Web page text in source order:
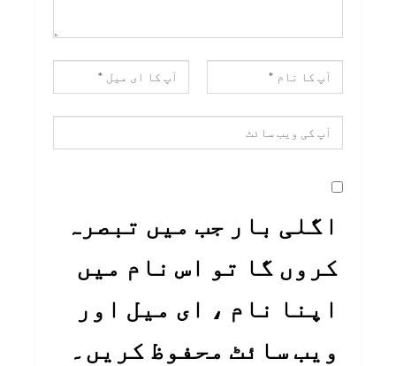
اگلی بار جب میں تبصرہ
کروں گا تو اس نام میں
اپنا نام ، ای میل اور
ویب سائٹ محفوظ کریں۔